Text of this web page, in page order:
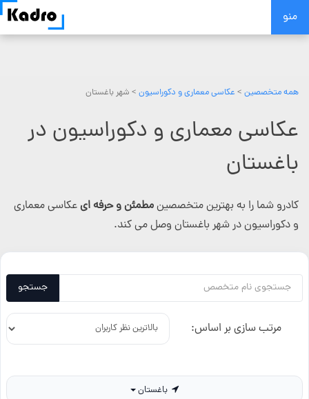
Skip
منو
همه متخصصین > عکاسی معماری و دکوراسیون > شهر باغستان
عکاسی معماری و دکوراسیون در
باغستان
کادرو شما را به بهترین متخصصینمطمئن و حرفه ایعکاسی معماری
و دکوراسیون در شهر باغستان وصل می کند.
جستجو
مرتب سازی بر اساس: